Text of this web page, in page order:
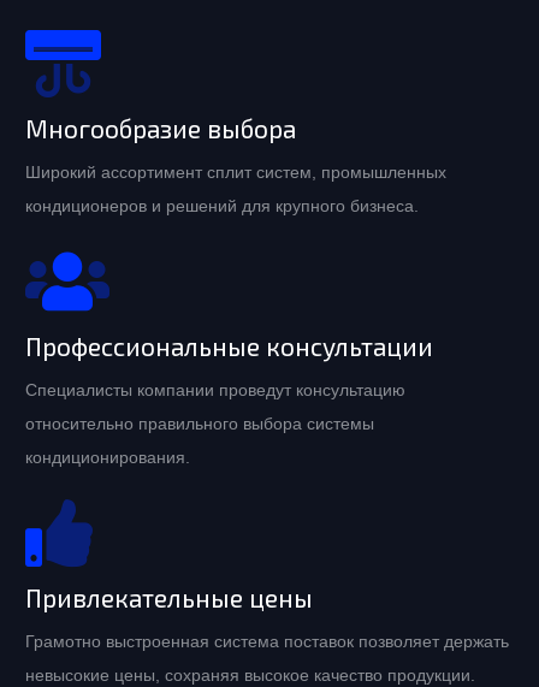
Многообразие выбора
Широкий ассортимент сплит систем, промышленных
кондиционеров и решений для крупного бизнеса.
Профессиональные консультации
Специалисты компании проведут консультацию
относительно правильного выбора системы
кондиционирования.
Привлекательные цены
Грамотно выстроенная система поставок позволяет держать
невысокие цены, сохраняя высокое качество продукции.